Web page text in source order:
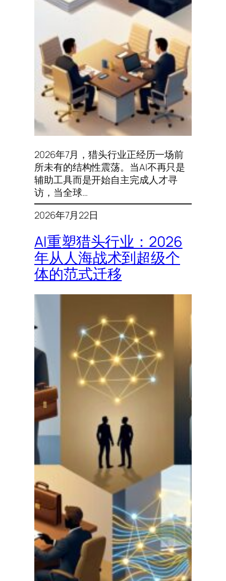
2026年7月，猎头行业正经历一场前
所未有的结构性震荡。当AI不再只是
辅助工具而是开始自主完成人才寻
访，当全球…
2026年7月22日
AI重塑猎头行业：2026
年从人海战术到超级个
体的范式迁移